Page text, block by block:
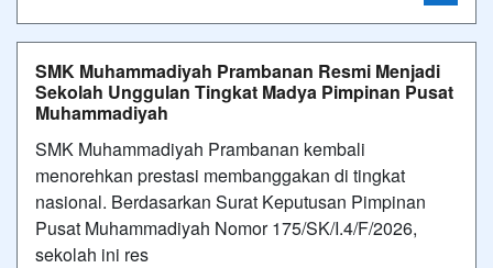
SMK Muhammadiyah Prambanan Resmi Menjadi
Sekolah Unggulan Tingkat Madya Pimpinan Pusat
Muhammadiyah
SMK Muhammadiyah Prambanan kembali
menorehkan prestasi membanggakan di tingkat
nasional. Berdasarkan Surat Keputusan Pimpinan
Pusat Muhammadiyah Nomor 175/SK/I.4/F/2026,
sekolah ini res